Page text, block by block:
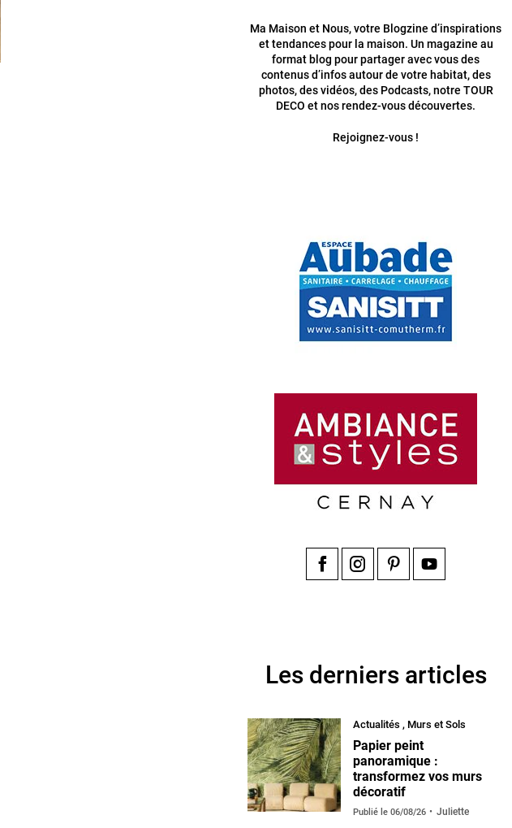
Ma Maison et Nous, votre Blogzine d’inspirations
et tendances pour la maison. Un magazine au
format blog pour partager avec vous des
contenus d’infos autour de votre habitat, des
photos, des vidéos, des Podcasts, notre TOUR
DECO et nos rendez-vous découvertes.
Rejoignez-vous !
Les derniers articles
Actualités , Murs et Sols
Papier peint
panoramique :
transformez vos murs
décoratif
Publié le 06/08/26 Juliette